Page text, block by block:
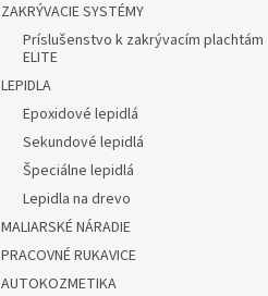
ZAKRÝVACIE SYSTÉMY
Príslušenstvo k zakrývacím plachtám
ELITE
LEPIDLA
Epoxidové lepidlá
Sekundové lepidlá
Špeciálne lepidlá
Lepidla na drevo
MALIARSKÉ NÁRADIE
PRACOVNÉ RUKAVICE
AUTOKOZMETIKA